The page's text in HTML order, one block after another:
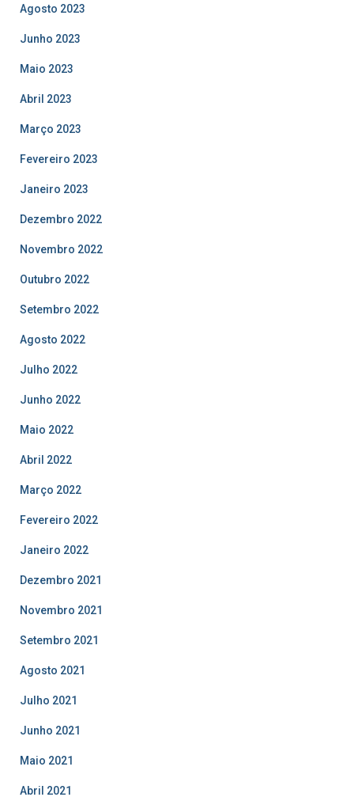
Agosto 2023
Junho 2023
Maio 2023
Abril 2023
Março 2023
Fevereiro 2023
Janeiro 2023
Dezembro 2022
Novembro 2022
Outubro 2022
Setembro 2022
Agosto 2022
Julho 2022
Junho 2022
Maio 2022
Abril 2022
Março 2022
Fevereiro 2022
Janeiro 2022
Dezembro 2021
Novembro 2021
Setembro 2021
Agosto 2021
Julho 2021
Junho 2021
Maio 2021
Abril 2021